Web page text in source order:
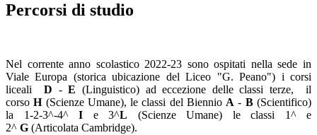
Percorsi di studio
Nel corrente anno scolastico 2022-23 sono ospitati nella sede in
Viale Europa (storica ubicazione del Liceo "G. Peano") i corsi
licealiD -E (Linguistico) ad eccezione delle classi terze, il
corsoH(Scienze Umane), le classi del Biennio A - B(Scientifico)
la 1-2-3^-4^I e 3^L (Scienze Umane) le classi 1^ e
2^ G (Articolata Cambridge).